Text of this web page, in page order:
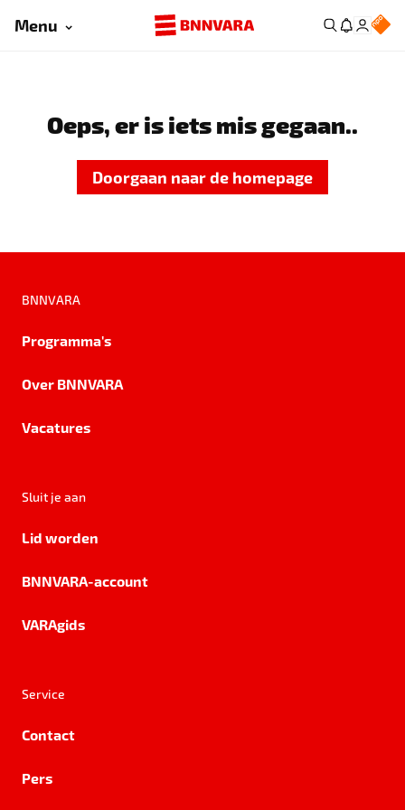
Menu
Oeps, er is iets mis gegaan..
Doorgaan naar de homepage
BNNVARA
Programma's
Over BNNVARA
Vacatures
Sluit je aan
Lid worden
BNNVARA-account
VARAgids
Service
Contact
Pers